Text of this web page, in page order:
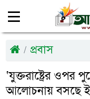
প্রবাস
‘যুক্তরাষ্ট্রের ওপর
আলোচনায় বসছে